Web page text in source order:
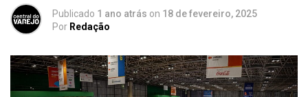
Publicado 1 ano atrás on 18 de fevereiro, 2025
Por Redação